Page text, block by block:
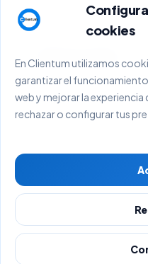
cookies
En Clientum utilizamos
garantizar el funcionamiento
web y mejorar la
rechazar o configurar tus
Contacto
Empresa y legal
Sobre Clientum
Sobre BlackHold
Política de Privacidad
© 2026 Clientum. Todos los